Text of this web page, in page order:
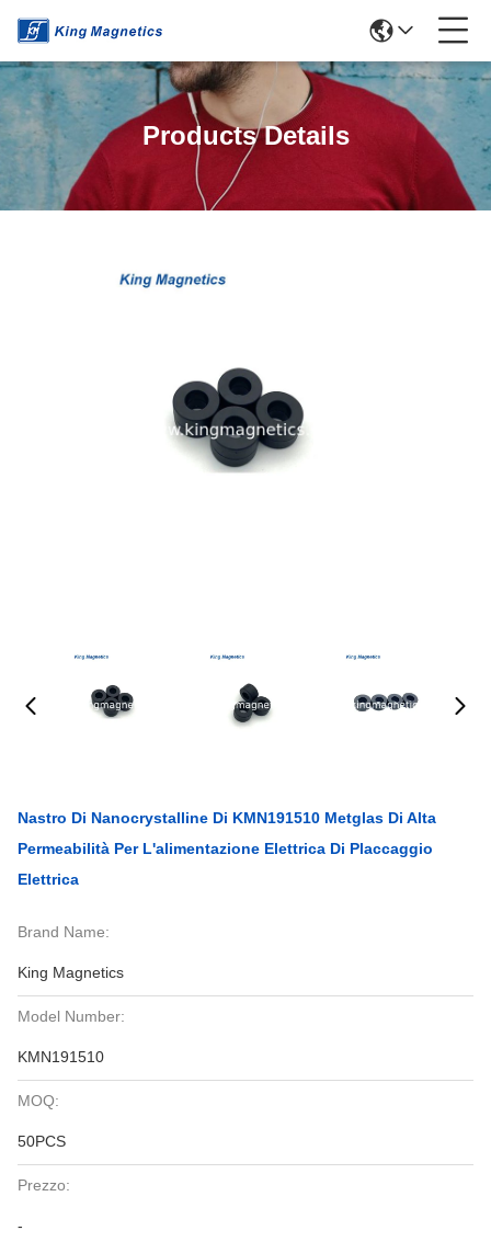
Products Details
Nastro Di Nanocrystalline Di KMN191510 Metglas Di Alta
Permeabilità Per L'alimentazione Elettrica Di Placcaggio
Elettrica
Brand Name:
King Magnetics
Model Number:
KMN191510
MOQ:
50PCS
Prezzo:
-